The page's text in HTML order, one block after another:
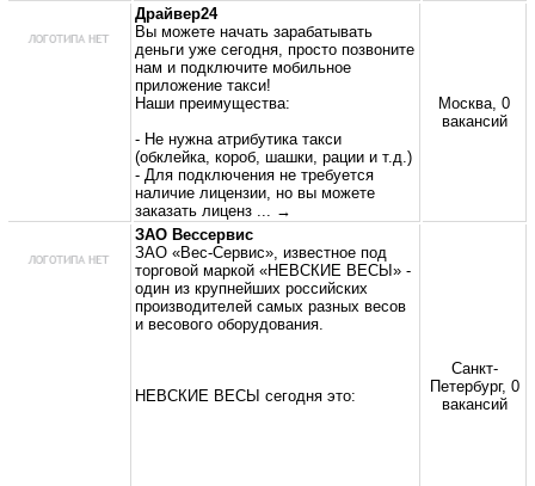
Драйвер24
Вы можете начать зарабатывать
деньги уже сегодня, просто позвоните
нам и подключите мобильное
приложение такси!
Наши преимущества:
- Не нужна атрибутика такси
(обклейка, короб, шашки, рации и т.д.)
- Для подключения не требуется
наличие лицензии, но вы можете
заказать лиценз
... →
Москва, 0
вакансий
ЗАО Вессервис
ЗАО «Вес-Сервис», известное под
торговой маркой «НЕВСКИЕ ВЕСЫ» -
один из крупнейших российских
производителей самых разных весов
и весового оборудования.
НЕВСКИЕ ВЕСЫ сегодня это:
Санкт-
Петербург, 0
вакансий